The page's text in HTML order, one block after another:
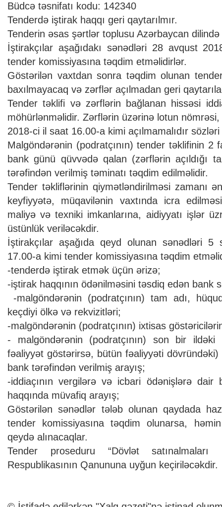
Büdcə təsnifatı kodu: 142340
Tenderdə iştirak haqqı geri qaytarılmır.
Tenderin əsas şərtlər toplusu Azərbaycan dilində
İştirakçılar aşağıdakı sənədləri 28 avqust
tender komissiyasına təqdim etməlidirlər.
Göstərilən vaxtdan sonra təqdim olunan
baxılmayacaq və zərflər açılmadan geri
Tender təklifi və zərflərin bağlanan hissəsi
möhürlənməlidir. Zərflərin üzərinə lotun
2018-ci il saat 16.00-a kimi açılmamalıdır sözləri
Malgöndərənin (podratçının) tender təklifinin 2
bank günü qüvvədə qalan (zərflərin açıldığı
tərəfindən verilmiş təminatı təqdim edilməlidir.
Tender təkliflərinin qiymətləndirilməsi zamanı
keyfiyyətə, müqavilənin vaxtında icra
maliyə və texniki imkanlarına, aidiyyatı işlər
üstünlük veriləcəkdir.
İştirakçılar aşağıda qeyd olunan sənədləri
17.00-a kimi tender komissiyasına təqdim
-tenderdə iştirak etmək üçün ərizə;
-iştirak haqqının ödənilməsini təsdiq edən bank
-malgöndərənin (podratçının) tam adı,
keçdiyi ölkə və rekvizitləri;
-malgöndərənin (podratçının) ixtisas
- malgöndərənin (podratçının) son bir
fəaliyyət göstərirsə, bütün fəaliyyəti
bank tərəfindən verilmiş arayış;
-iddiaçının vergilərə və icbari ödənişlərə dair
haqqında müvafiq arayış;
Göstərilən sənədlər tələb olunan qaydada
tender komissiyasına təqdim olunarsa,
qeydə alınacaqlar.
Tender proseduru “Dövlət satınalmaları
Respublikasının Qanununa uyğun keçiriləcəkdir.